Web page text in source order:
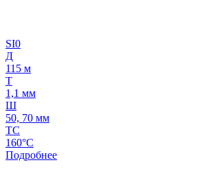
SI0
Д
115 м
Т
1,1 мм
Ш
50, 70 мм
ТС
160°C
Подробнее